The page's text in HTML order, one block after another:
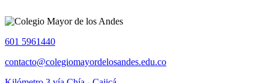
601 5961440
contacto@colegiomayordelosandes.edu.co